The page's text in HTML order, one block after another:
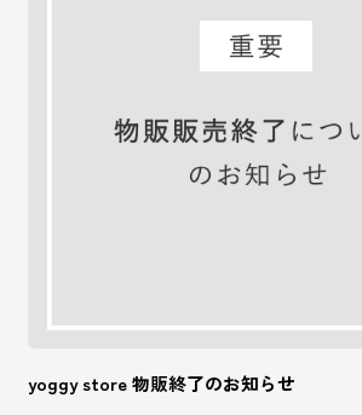
クラス参加にあたっての同意書
特定商取引にかかわる表示
プライバシーポリシー
yoggy store 物販終了のお知らせ